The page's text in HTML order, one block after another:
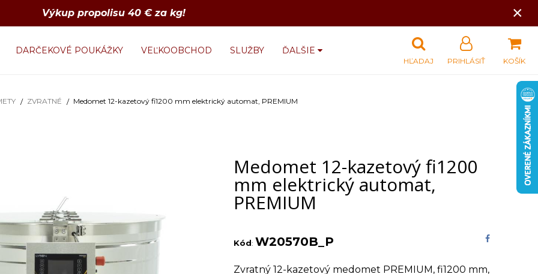
Výkup propolisu 40 € za kg! ×
DARČEKOVÉ POUKÁŽKY VEĽKOOBCHOD SLUŽBY ĎALŠIE
KOŠÍK
PRIHLÁSIŤ
HĽADAJ
ZVRATNÉ Medomet 12-kazetový fi1200 mm elektrický automat, PREMIUM
Medomet 12-kazetový fi1200
mm elektrický automat,
PREMIUM
Kód: W20570B_P
Zvratný 12-kazetový medomet PREMIUM, fi1200 mm,